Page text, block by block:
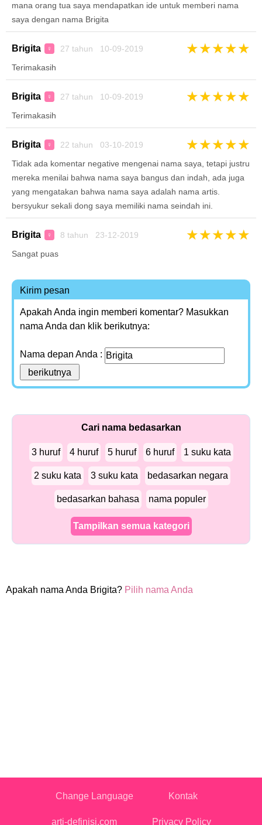
mana orang tua saya mendapatkan ide untuk memberi nama
saya dengan nama Brigita
Brigita ♀ 27 tahun 10-09-2019 ★★★★★
Terimakasih
Brigita ♀ 27 tahun 10-09-2019 ★★★★★
Terimakasih
Brigita ♀ 22 tahun 03-10-2019 ★★★★★
Tidak ada komentar negative mengenai nama saya, tetapi justru
mereka menilai bahwa nama saya bangus dan indah, ada juga
yang mengatakan bahwa nama saya adalah nama artis.
bersyukur sekali dong saya memiliki nama seindah ini.
Brigita ♀ 8 tahun 23-12-2019 ★★★★★
Sangat puas
Kirim pesan
Apakah Anda ingin memberi komentar? Masukkan
nama Anda dan klik berikutnya:
Nama depan Anda :
Cari nama bedasarkan
3 huruf 4 huruf 5 huruf 6 huruf 1 suku kata
2 suku kata 3 suku kata bedasarkan negara
bedasarkan bahasa nama populer
Tampilkan semua kategori
Apakah nama Anda Brigita? Pilih nama Anda
Change Language Kontak
arti-definisi.com Privacy Policy